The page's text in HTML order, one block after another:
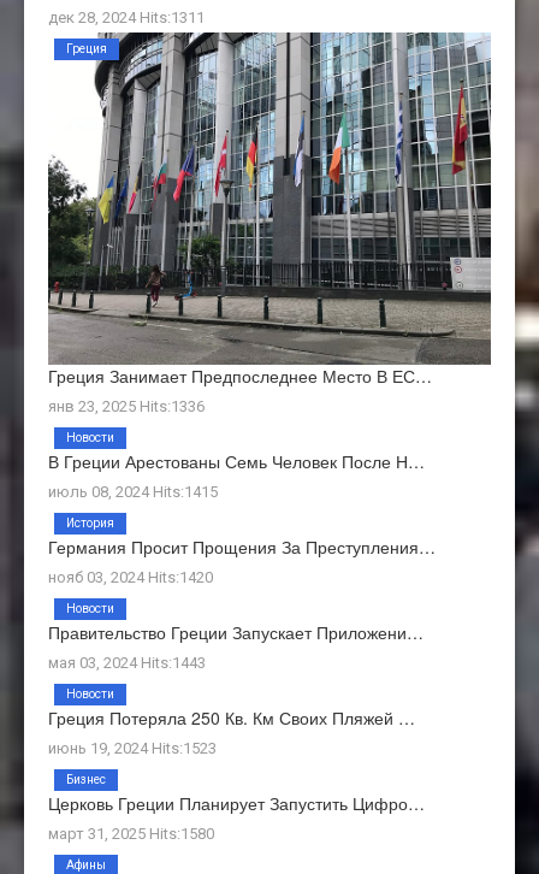
дек 28, 2024 Hits:1311
Греция Занимает Предпоследнее Место В ЕС…
янв 23, 2025 Hits:1336
Греция
В Греции Арестованы Семь Человек После Н…
июль 08, 2024 Hits:1415
Новости
Германия Просит Прощения За Преступления…
нояб 03, 2024 Hits:1420
История
Правительство Греции Запускает Приложени…
мая 03, 2024 Hits:1443
Новости
Греция Потеряла 250 Кв. Км Своих Пляжей …
июнь 19, 2024 Hits:1523
Новости
Церковь Греции Планирует Запустить Цифро…
март 31, 2025 Hits:1580
Бизнес
Афины